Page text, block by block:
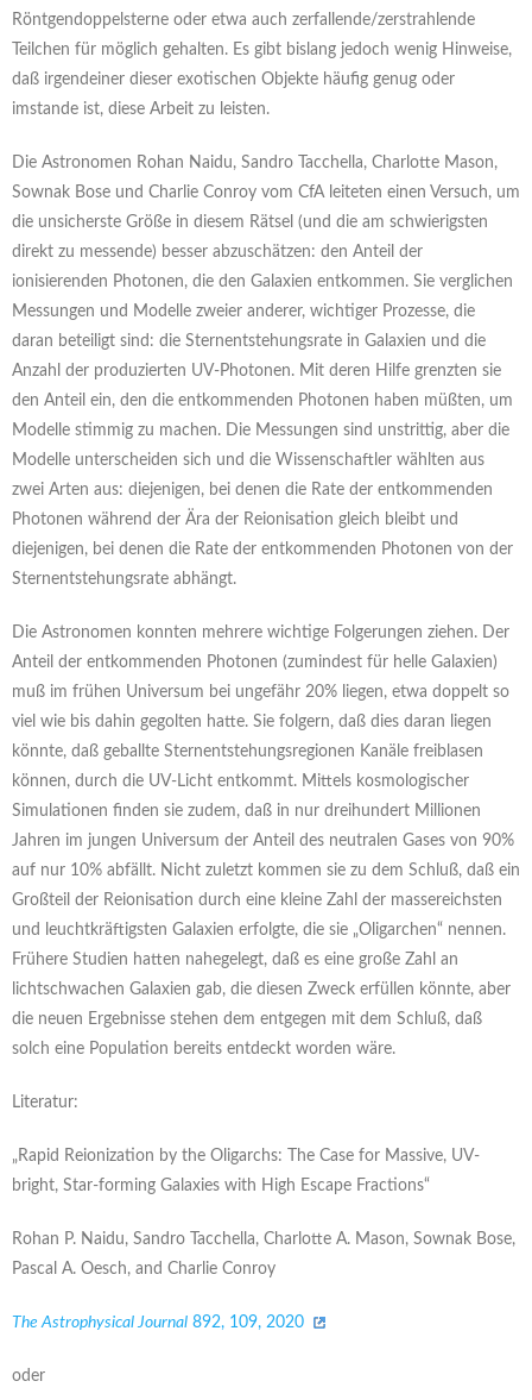
Röntgendoppelsterne oder etwa auch zerfallende/zerstrahlende
Teilchen für möglich gehalten. Es gibt bislang jedoch wenig Hinweise,
daß irgendeiner dieser exotischen Objekte häufig genug oder
imstande ist, diese Arbeit zu leisten.
Die Astronomen Rohan Naidu, Sandro Tacchella, Charlotte Mason,
Sownak Bose und Charlie Conroy vom CfA leiteten einen Versuch, um
die unsicherste Größe in diesem Rätsel (und die am schwierigsten
direkt zu messende) besser abzuschätzen: den Anteil der
ionisierenden Photonen, die den Galaxien entkommen. Sie verglichen
Messungen und Modelle zweier anderer, wichtiger Prozesse, die
daran beteiligt sind: die Sternentstehungsrate in Galaxien und die
Anzahl der produzierten UV-Photonen. Mit deren Hilfe grenzten sie
den Anteil ein, den die entkommenden Photonen haben müßten, um
Modelle stimmig zu machen. Die Messungen sind unstrittig, aber die
Modelle unterscheiden sich und die Wissenschaftler wählten aus
zwei Arten aus: diejenigen, bei denen die Rate der entkommenden
Photonen während der Ära der Reionisation gleich bleibt und
diejenigen, bei denen die Rate der entkommenden Photonen von der
Sternentstehungsrate abhängt.
Die Astronomen konnten mehrere wichtige Folgerungen ziehen. Der
Anteil der entkommenden Photonen (zumindest für helle Galaxien)
muß im frühen Universum bei ungefähr 20% liegen, etwa doppelt so
viel wie bis dahin gegolten hatte. Sie folgern, daß dies daran liegen
könnte, daß geballte Sternentstehungsregionen Kanäle freiblasen
können, durch die UV-Licht entkommt. Mittels kosmologischer
Simulationen finden sie zudem, daß in nur dreihundert Millionen
Jahren im jungen Universum der Anteil des neutralen Gases von 90%
auf nur 10% abfällt. Nicht zuletzt kommen sie zu dem Schluß, daß ein
Großteil der Reionisation durch eine kleine Zahl der massereichsten
und leuchtkräftigsten Galaxien erfolgte, die sie „Oligarchen“ nennen.
Frühere Studien hatten nahegelegt, daß es eine große Zahl an
lichtschwachen Galaxien gab, die diesen Zweck erfüllen könnte, aber
die neuen Ergebnisse stehen dem entgegen mit dem Schluß, daß
solch eine Population bereits entdeckt worden wäre.
Literatur:
„Rapid Reionization by the Oligarchs: The Case for Massive, UV-
bright, Star-forming Galaxies with High Escape Fractions“
Rohan P. Naidu, Sandro Tacchella, Charlotte A. Mason, Sownak Bose,
Pascal A. Oesch, and Charlie Conroy
The Astrophysical Journal 892, 109, 2020
oder